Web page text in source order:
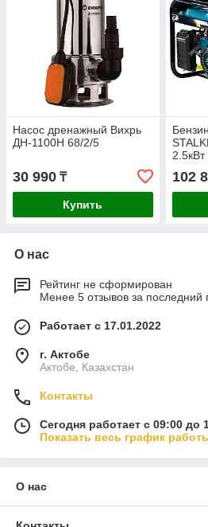
Насос дренажный Вихрь
ДН-1100Н 68/2/5
30 990 ₸
Купить
102
О нас
Рейтинг не сформирован
Менее 5 отзывов за последний
Работает с 17.01.2022
г. Актобе
Актобе, Казахстан
Контакты
Сегодня работает с 09:00 до
Показать весь график
О нас